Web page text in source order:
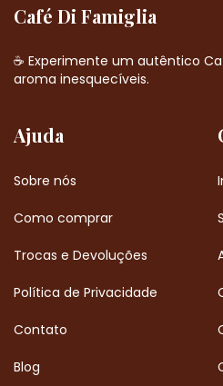
Café Di Famiglia
☕ Experimente um autêntico
aroma inesquecíveis.
Ajuda
Sobre nós
Como comprar
Trocas e Devoluções
Política de Privacidade
Contato
Blog